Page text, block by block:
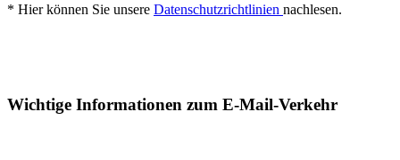
* Hier können Sie unsere Datenschutzrichtlinien nachlesen.
Wichtige Informationen zum E-Mail-Verkehr